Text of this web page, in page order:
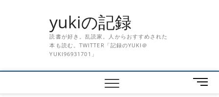
yukiの記録
読書が好き。乱読家。人からおすすめされた
本も読む。TWITTER「記録のYUKI＠
YUKI96931701」
メ
ニ